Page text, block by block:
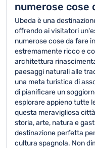
numerose cose
Ubeda è una
offrendo ai visitatori
numerose cose da fare
estremamente ricco e
architettura
paesaggi naturali alle
una meta turistica di
di pianificare un
esplorare appieno tutte
questa meravigliosa
storia, arte, natura e
destinazione perfetta
cultura spagnola. Non